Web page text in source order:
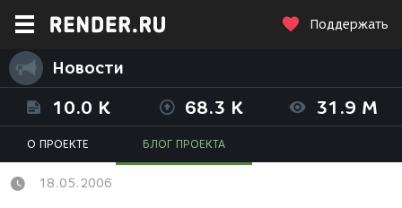
Поддержать
Новости
10.0 K 68.3 K 31.9 M
О ПРОЕКТЕ БЛОГ ПРОЕКТА
18.05.2006